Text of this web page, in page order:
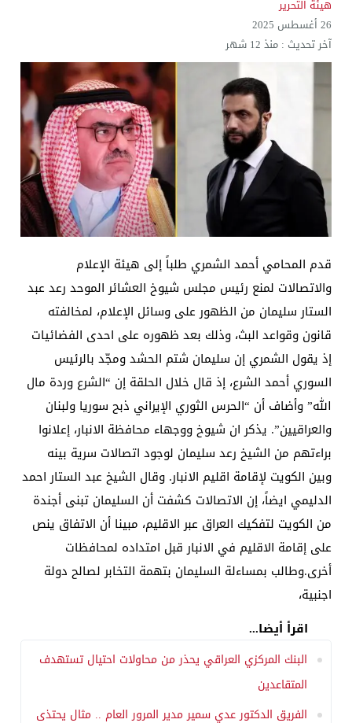
هيئة التحرير
26 أغسطس 2025
آخر تحديث :منذ 12 شهر
قدم المحامي أحمد الشمري طلباً إلى هيئة الإعلام
والاتصالات لمنع رئيس مجلس شيوخ العشائر الموحد رعد عبد
الستار سليمان من الظهور على وسائل الإعلام، لمخالفته
قانون وقواعد البث، وذلك بعد ظهوره على احدى الفضائيات
إذ يقول الشمري إن سليمان شتم الحشد ومجّد بالرئيس
السوري أحمد الشرع، إذ قال خلال الحلقة إن “الشرع وردة مال
الله” وأضاف أن “الحرس الثوري الإيراني ذبح سوريا ولبنان
والعراقيين”. يذكر ان شيوخ ووجهاء محافظة الانبار، إعلانوا
براءتهم من الشيخ رعد سليمان لوجود اتصالات سرية بينه
وبين الكويت لإقامة اقليم الانبار. وقال الشيخ عبد الستار احمد
الدليمي ايضاً، إن الاتصالات كشفت أن السليمان تبنى أجندة
من الكويت لتفكيك العراق عبر الاقليم، مبينا أن الاتفاق ينص
على إقامة الاقليم في الانبار قبل امتداده لمحافظات
أخرى.وطالب بمساءلة السليمان بتهمة التخابر لصالح دولة
اجنبية،
اقرأ أيضا...
البنك المركزي العراقي يحذر من محاولات احتيال تستهدف
المتقاعدين
الفريق الدكتور عدي سمير مدير المرور العام .. مثال يحتذى